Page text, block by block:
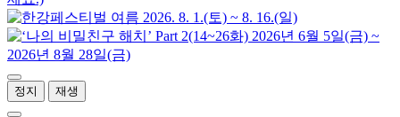
정지 재생